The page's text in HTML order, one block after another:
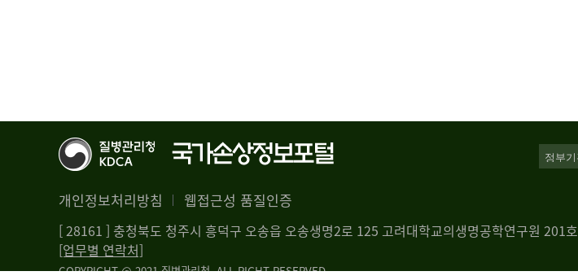
개인정보처리방침 웹접근성 품질인증
[ 28161 ] 충청북도 청주시 흥덕구 오송읍 오송생명2로 125 고려대학교의생명공학연구원 201호
[업무별 연락처]
COPYRIGHT @ 2021 질병관리청. ALL RIGHT RESERVED